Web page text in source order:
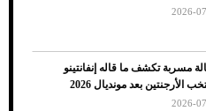
2026-
مسربة تكشف ما قاله إنفانتينو
الأرجنتين بعد مونديال 2026
2026-